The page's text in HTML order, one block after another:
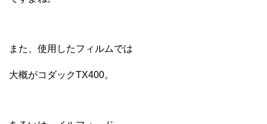
また、使用したフィルムでは
大概がコダックTX400。